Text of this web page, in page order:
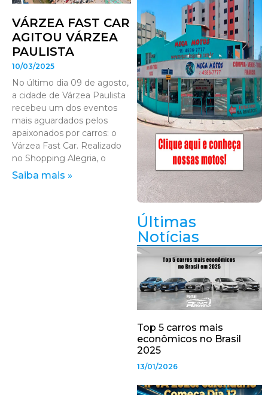
VÁRZEA FAST CAR
AGITOU VÁRZEA
PAULISTA
10/03/2025
No último dia 09 de agosto,
a cidade de Várzea Paulista
recebeu um dos eventos
mais aguardados pelos
apaixonados por carros: o
Várzea Fast Car. Realizado
no Shopping Alegria, o
Saiba mais »
Últimas
Notícias
Top 5 carros mais
econômicos no Brasil
2025
13/01/2026